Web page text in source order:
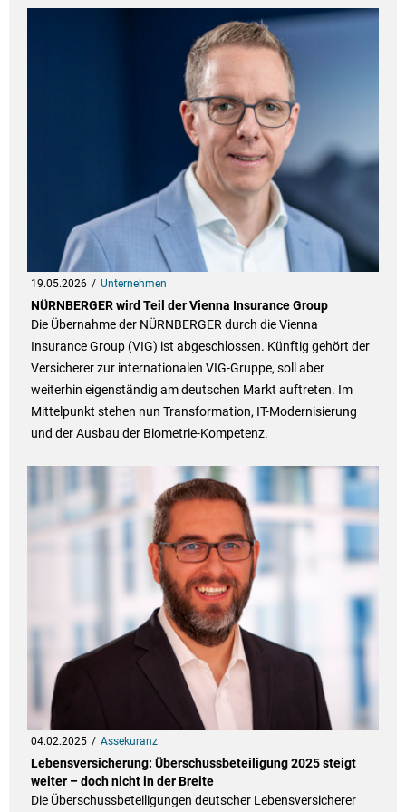
19.05.2026 Unternehmen
NÜRNBERGER wird Teil der Vienna Insurance Group
Die Übernahme der NÜRNBERGER durch die Vienna
Insurance Group (VIG) ist abgeschlossen. Künftig gehört der
Versicherer zur internationalen VIG-Gruppe, soll aber
weiterhin eigenständig am deutschen Markt auftreten. Im
Mittelpunkt stehen nun Transformation, IT-Modernisierung
und der Ausbau der Biometrie-Kompetenz.
04.02.2025 Assekuranz
Lebensversicherung: Überschussbeteiligung 2025 steigt
weiter – doch nicht in der Breite
Die Überschussbeteiligungen deutscher Lebensversicherer